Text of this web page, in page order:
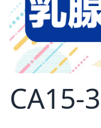
CA15-